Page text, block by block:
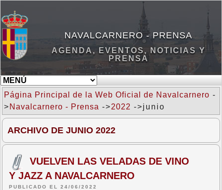
NAVALCARNERO - PRENSA
AGENDA, EVENTOS, NOTICIAS Y
PRENSA
Página Principal de la Web Oficial de Navalcarnero -
> Navalcarnero - Prensa ->2022 ->junio
ARCHIVO DE JUNIO 2022
VUELVEN LAS VELADAS DE VINO
Y JAZZ A NAVALCARNERO
PUBLICADO EL 24/06/2022